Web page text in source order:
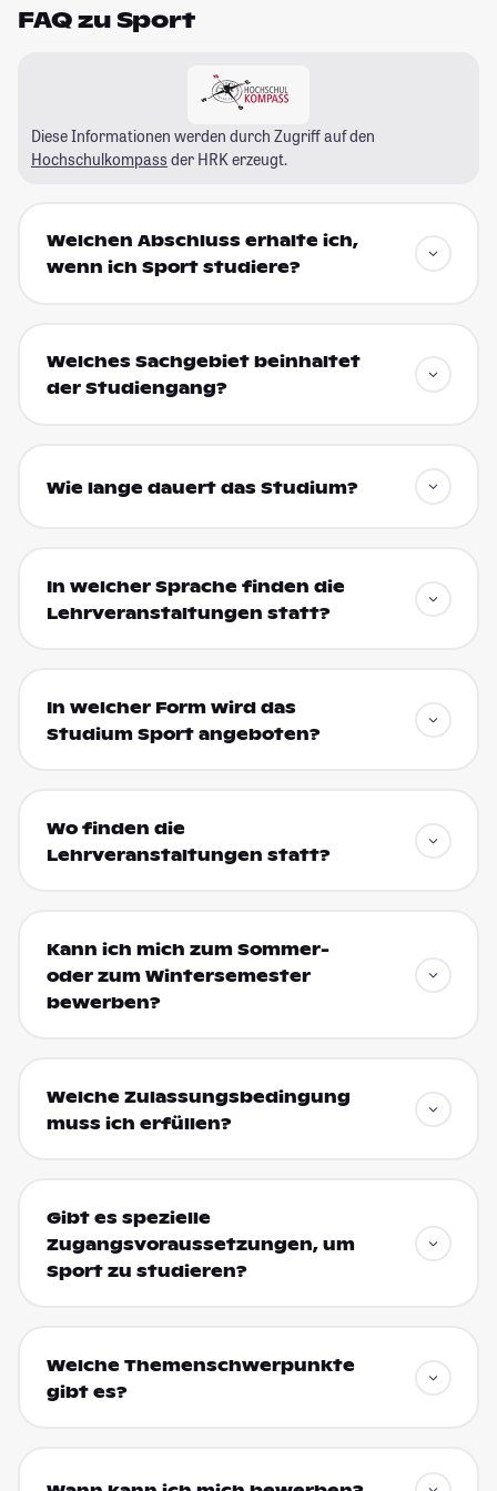
FAQ zu Sport
Diese Informationen werden durch Zugriff auf den
Hochschulkompass der HRK erzeugt.
Welchen Abschluss erhalte ich,
wenn ich Sport studiere?
Welches Sachgebiet beinhaltet
der Studiengang?
Wie lange dauert das Studium?
In welcher Sprache finden die
Lehrveranstaltungen statt?
In welcher Form wird das
Studium Sport angeboten?
Wo finden die
Lehrveranstaltungen statt?
Kann ich mich zum Sommer-
oder zum Wintersemester
bewerben?
Welche Zulassungsbedingung
muss ich erfüllen?
Gibt es spezielle
Zugangsvoraussetzungen, um
Sport zu studieren?
Welche Themenschwerpunkte
gibt es?